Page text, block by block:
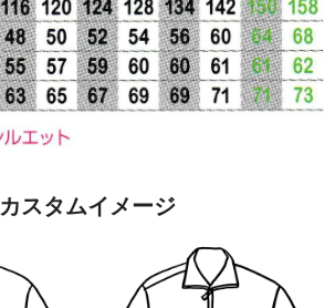
カスタムイメージ